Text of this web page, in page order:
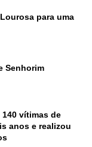
para uma
Senhorim
140 vítimas de
anos e realizou